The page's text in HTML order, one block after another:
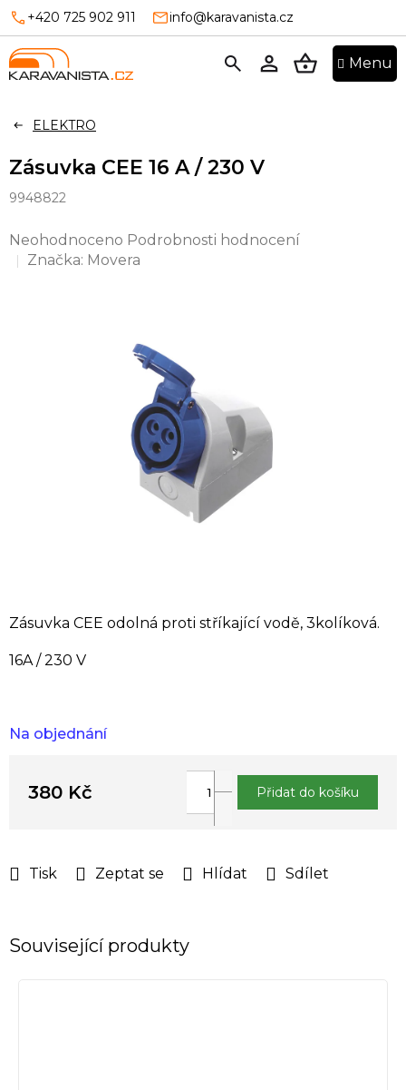
Přejít
obsah
+420 725 902 911 info@karavanista.cz
ELEKTRO
Zásuvka CEE 16 A / 230 V
9948822
Průměrné
hodnocení
Neohodnoceno Podrobnosti hodnocení
Značka: Movera
Na objednání
Zásuvka CEE odolná proti stříkající vodě, 3kolíková.
16A / 230 V
Tisk Zeptat se Hlídat Sdílet
380 Kč Přidat do košíku
Související produkty